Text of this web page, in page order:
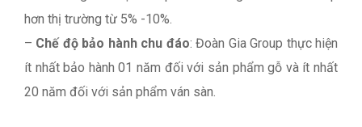
hơn thị trường từ 5% -10%.
– Chế độ bảo hành chu đáo: Đoàn Gia Group thực hiện
ít nhất bảo hành 01 năm đối với sản phẩm gỗ và ít nhất
20 năm đối với sản phẩm ván sàn.